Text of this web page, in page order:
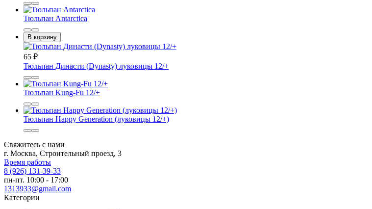
Тюльпан Antarctica
В корзину
65 ₽
Тюльпан Династи (Dynasty) луковицы 12/+
Тюльпан Kung-Fu 12/+
Тюльпан Happy Generation (луковицы 12/+)
Свяжитесь с нами
г. Москва, Строительный проезд, 3
Время работы
8 (926) 131-39-33
пн-пт. 10:00 - 17:00
1313933@gmail.com
Категории